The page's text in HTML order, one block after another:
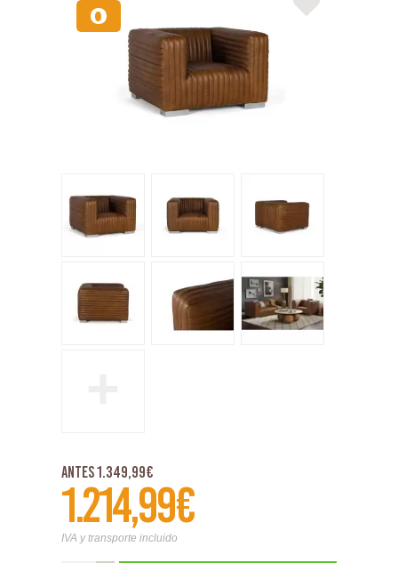
Antes 1.349,99€
1.214,99€
IVA y transporte incluido